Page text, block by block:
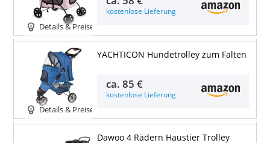
Details & Preise
kostenlose Lieferung
Details & Preise
YACHTICON Hundetrolley zum Falten
ca.85 €
kostenlose Lieferung
Dawoo 4 Rädern Haustier Trolley